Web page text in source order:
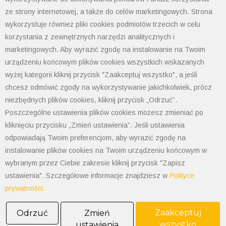
ze strony internetowej, a także do celów marketingowych. Strona
wykorzystuje również pliki cookies podmiotów trzecich w celu
korzystania z zewnętrznych narzędzi analitycznych i
marketingowych. Aby wyrazić zgodę na instalowanie na Twoim
urządzeniu końcowym plików cookies wszystkich wskazanych
wyżej kategorii kliknij przycisk "Zaakceptuj wszystko", a jeśli
chcesz odmówić zgody na wykorzystywanie jakichkolwiek, prócz
niezbędnych plików cookies, kliknij przycisk „Odrzuć”.
Poszczególne ustawienia plików cookies możesz zmieniać po
kliknięciu przycisku „Zmień ustawienia”. Jeśli ustawienia
odpowiadają Twoim preferencjom, aby wyrazić zgodę na
instalowanie plików cookies na Twoim urządzeniu końcowym w
wybranym przez Ciebie zakresie kliknij przycisk "Zapisz
ustawienia". Szczegółowe informacje znajdziesz w Polityce
prywatności.
Odrzuć
Zmień
Zaakceptuj
wszystko
email:biuro@polimet.com.pl
Godziny otwarcia: 7:30-15:30
NIP: 547-008-67-86
KRS: 0000003533
REGON: 070008398
POLIMET S. Kij spółka jawna
Oddział Dąbrowa Górnicza
41-300 Dąbrowa Górnicza
Aleja Józefa Piłsudskiego 89
Tel. 32 268 50 99
kom. 538-208-100
dabrowa@polimet.com.pl
POLIMET S. Kij spółka jawna
40-584 Katowice
ul. Żeliwna 26